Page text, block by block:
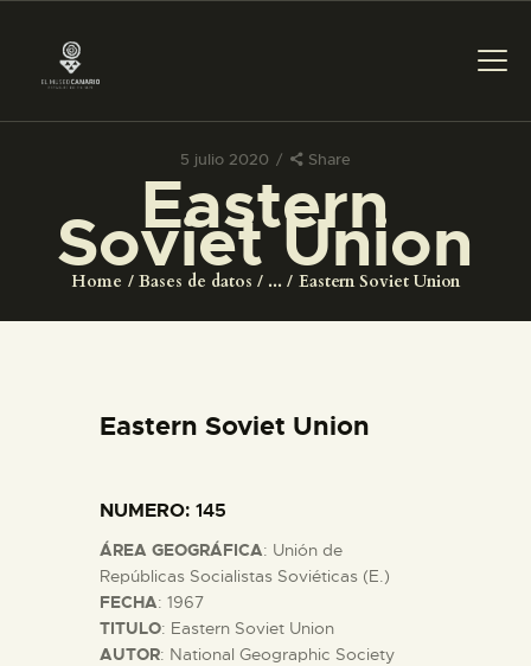
5 julio 2020 Share
Eastern
Soviet Union
Home Bases de datos ... Eastern Soviet Union
PREPARAR LA VISITA
ACTIVIDADES
EL MUSEO
DIDÁCTICA
ESPAÑOL
Eastern Soviet Union
NUMERO: 145
ÁREA GEOGRÁFICA: Unión de
Repúblicas Socialistas Soviéticas (E.)
FECHA: 1967
TITULO: Eastern Soviet Union
AUTOR: National Geographic Society